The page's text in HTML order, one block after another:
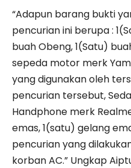
“Adapun barang bukti
pencurian ini berupa :
buah Obeng, 1(Satu)
sepeda motor merk
yang digunakan oleh
pencurian tersebut,
Handphone merk
emas, 1(satu) gelang
pencurian yang
korban AC.” Ungkap